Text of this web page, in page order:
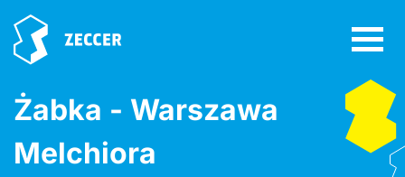
Żabka - Warszawa
Melchiora